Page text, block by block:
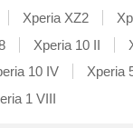
Xperia XZ2
Xperia 10 II
10 IV Xperia
1 VIII